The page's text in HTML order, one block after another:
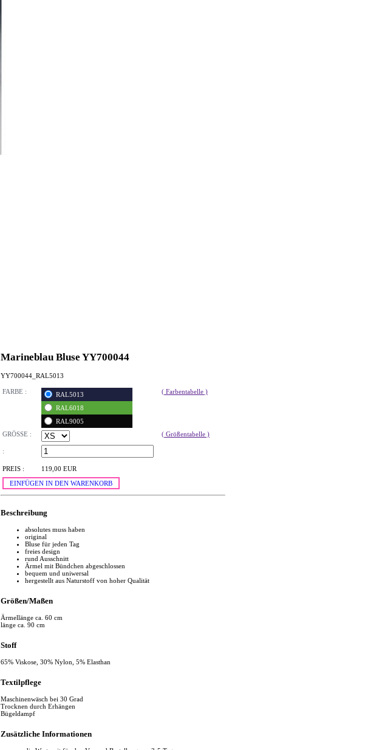
Marineblau Bluse YY700044
YY700044_RAL5013
FARBE :
RAL5013
RAL6018
RAL9005
( Farbentabelle )
GRÖSSE : ( Größentabelle )
:
PREIS :
119,00 EUR
EINFÜGEN IN DEN WARENKORB
Beschreibung
absolutes muss haben
original
Bluse für jeden Tag
freies design
rund Ausschnitt
Ärmel mit Bündchen abgeschlossen
bequem und uniwersal
hergestellt aus Naturstoff von hoher Qualität
Größen/Maßen
Ärmellänge ca. 60 cm
länge ca. 90 cm
Stoff
65% Viskose, 30% Nylon, 5% Elasthan
Textilpflege
Maschinenwäsch bei 30 Grad
Trocknen durch Erhängen
Bügeldampf
Zusätzliche Informationen